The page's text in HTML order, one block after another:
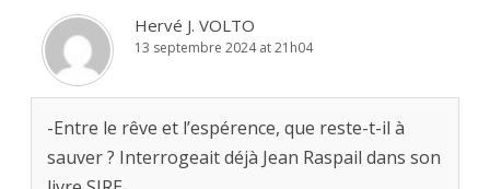
Hervé J. VOLTO
13 septembre 2024 at 21h04
-Entre le rêve et l’espérence, que reste-t-il à
sauver ? Interrogeait déjà Jean Raspail dans son